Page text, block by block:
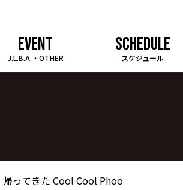
EVENT
J.L.B.A.・OTHER
SCHEDULE
スケジュール
帰ってきた Cool Cool Phoo